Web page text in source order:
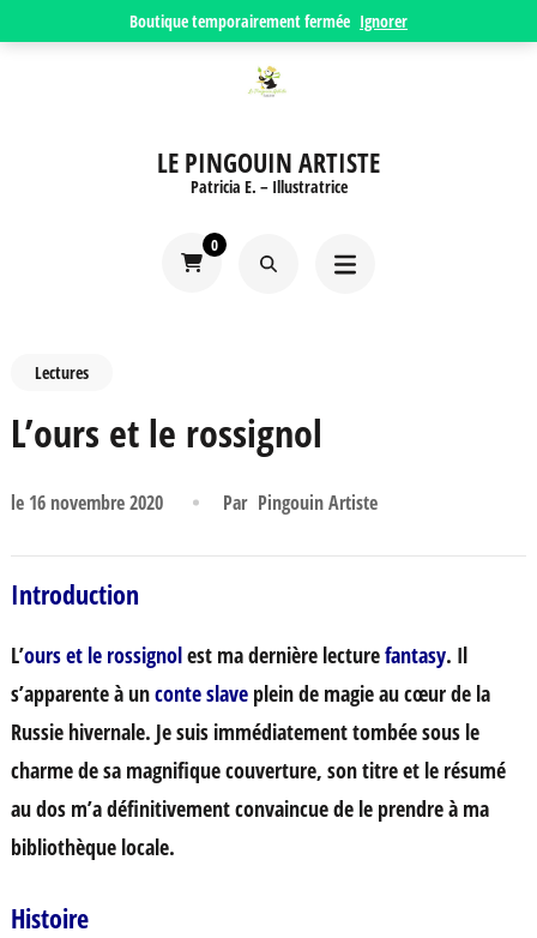
Boutique temporairement fermée Ignorer
LE PINGOUIN ARTISTE
Patricia E. – Illustratrice
0
Lectures
L’ours et le rossignol
le 16 novembre 2020 Par Pingouin Artiste
Introduction
L’ours et le rossignolest ma dernière lecturefantasy. Il
s’apparente à unconte slaveplein de magie au cœur de la
Russie hivernale. Je suis immédiatement tombée sous le
charme de sa magnifique couverture, son titre et le résumé
au dos m’a définitivement convaincue de le prendre à ma
bibliothèque locale.
Histoire